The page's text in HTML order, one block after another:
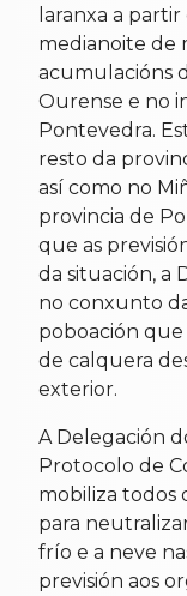
laranxa a
medianoite de
acumulacións
Ourense e no
Pontevedra.
resto da
así como no
provincia de
que as
da situación, a
no conxunto
poboación que
de calquera
exterior.
A Delegación
Protocolo de
mobiliza todos
para
frío e a neve
previsión aos